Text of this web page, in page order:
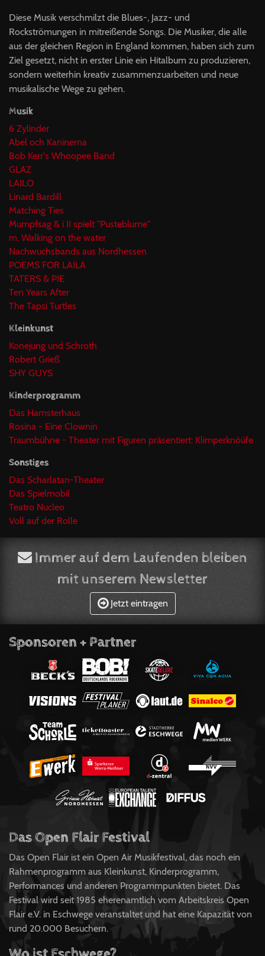
Diese Musik verschmilzt die Blues-, Jazz- und
Rockströmungen in mitreißende Songs. Die Musiker, die alle
aus der gleichen Region in England kommen, haben sich zum
Ziel gesetzt, nicht in erster Linie ein Hitalbum zu produzieren,
sondern weiterhin kreativ zusammenzuarbeiten und neue
musikalische Wege zu gehen.
Musik
6 Zylinder
Abel och Kaninerna
Bob Kerr's Whoopee Band
GLAZ
LAILO
Linard Bardill
Matching Ties
Mumpfsag & i II spielt "Pusteblume"
m. Walking on the water
Nachwuchsbands aus Nordhessen
POEMS FOR LAILA
TATERS & PIE
Ten Years After
The Tapsi Turtles
Kleinkunst
Konejung und Schroth
Robert Grieß
SHY GUYS
Kinderprogramm
Das Hamsterhaus
Rosina - Eine Clownin
Traumbühne - Theater mit Figuren präsentiert: Klimperknöüfe
Sonstiges
Das Scharlatan-Theater
Das Spielmobil
Teatro Nucleo
Voll auf der Rolle
Immer auf dem Laufenden bleiben
mit unserem Newsletter
Jetzt eintragen
Sponsoren + Partner
Das Open Flair Festival
Das Open Flair ist ein Open Air Musikfestival, das noch ein
Rahmenprogramm aus Kleinkunst, Kinderprogramm,
Performances und anderen Programmpunkten bietet. Das
Festival wird seit 1985 eherenamtlich vom Arbeitskreis Open
Flair e.V. in Eschwege veranstaltet und hat eine Kapazität von
rund 20.000 Besuchern.